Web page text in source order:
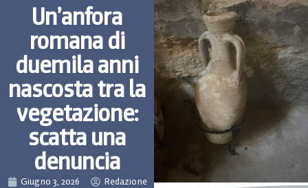
Un’anfora
romana di
duemila anni
nascosta tra la
vegetazione:
scatta una
denuncia
Giugno 3, 2026 Redazione